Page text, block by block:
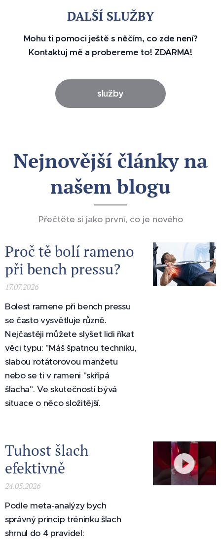
větší
výbušn
ost na
Lépe
přenáš
et sílu
u
Zlepšit
stabilit
u,
ku a
ci
zranění
Posouv
DALŠÍ SLUŽBY
Mohu ti pomoci ještě s něčím, co zde není?
Kontaktuj mě a probereme to! ZDARMA!
služby
Nejnovější články na
našem blogu
Přečtěte si jako první, co je nového
Proč tě bolí rameno
při bench pressu?
17.07.2026
Bolest ramene při bench pressu
se často vysvětluje různě.
Nejčastěji můžete slyšet lidi říkat
věci typu: "Máš špatnou techniku,
slabou rotátorovou manžetu
nebo se ti v rameni "skřípá
šlacha". Ve skutečnosti bývá
situace o něco složitější.
Tuhost šlach
efektivně
24.05.2026
Podle meta-analýzy bych
správný princip tréninku šlach
shrnul do 4 pravidel: